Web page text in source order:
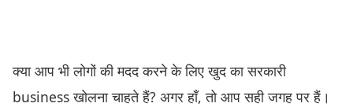
क्या आप भी लोगों की मदद करने के लिए खुद का सरकारी
business खोलना चाहते हैं? अगर हाँ, तो आप सही जगह पर हैं।